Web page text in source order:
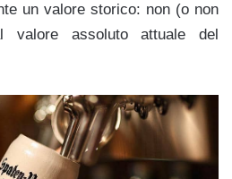
un valore storico: non (o non
valore assoluto attuale del